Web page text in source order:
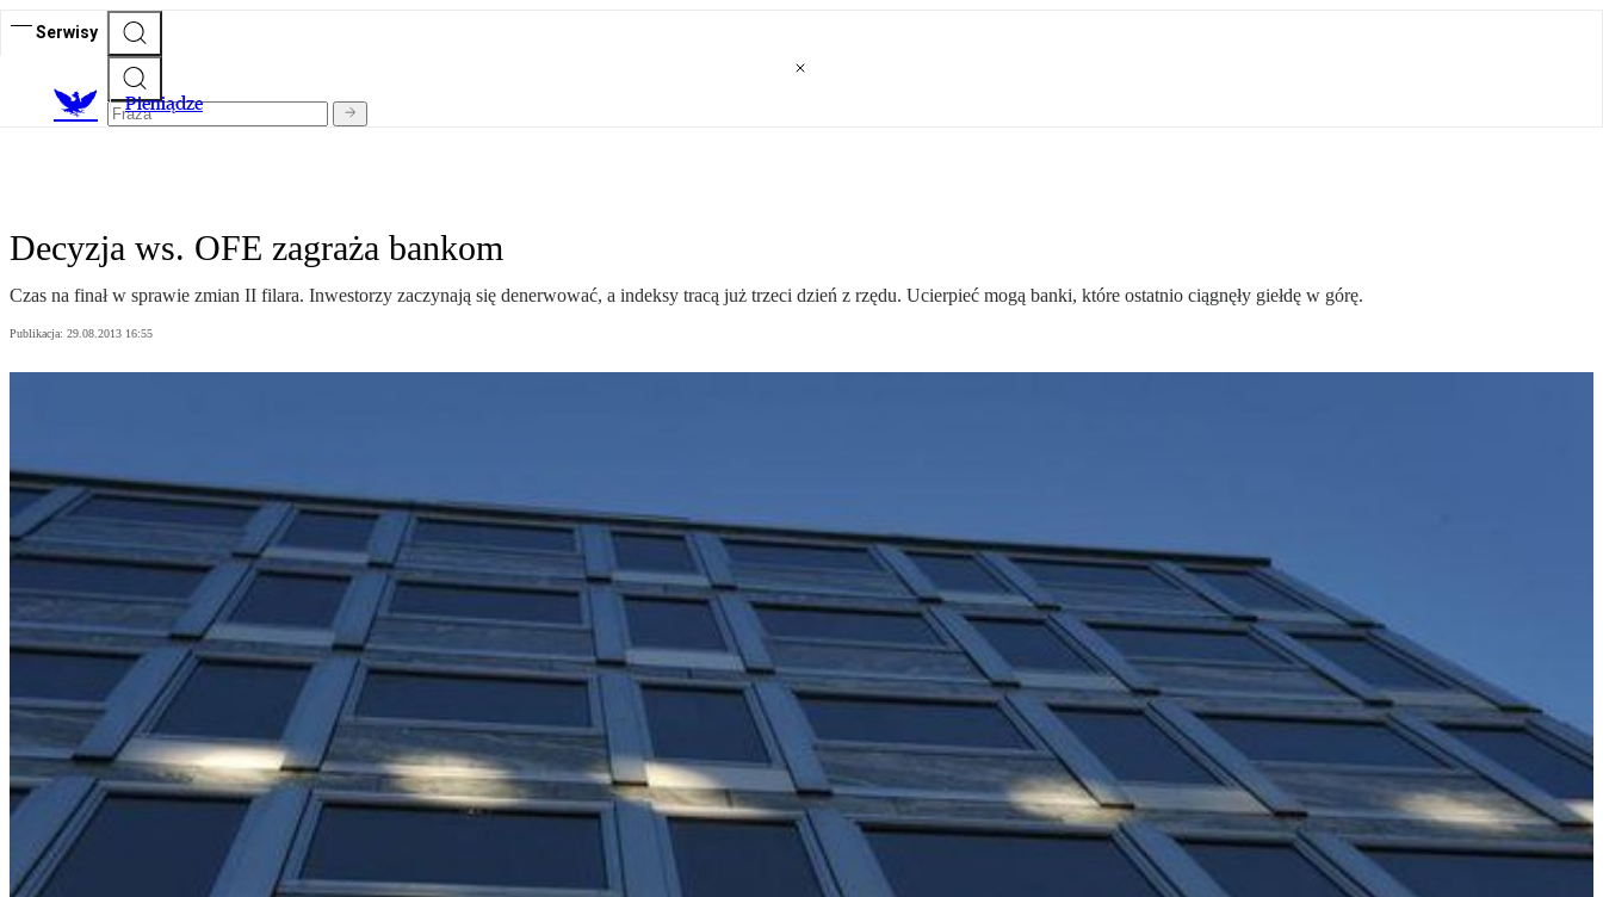
Serwisy
Pieniądze
Decyzja ws. OFE zagraża bankom
Czas na finał w sprawie zmian II filara. Inwestorzy zaczynają się denerwować, a indeksy tracą już trzeci dzień z rzędu. Ucierpieć mogą banki, które ostatnio ciągnęły giełdę w górę.
Publikacja: 29.08.2013 16:55